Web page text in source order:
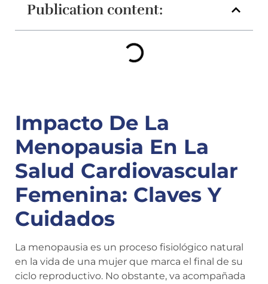
Publication content:
Impacto De La
Menopausia En La
Salud Cardiovascular
Femenina: Claves Y
Cuidados
La menopausia es un proceso fisiológico natural
en la vida de una mujer que marca el final de su
ciclo reproductivo. No obstante, va acompañada